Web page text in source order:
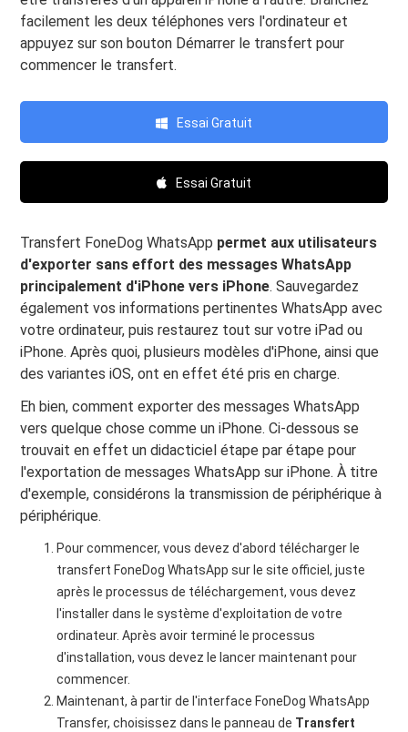
facilement les deux téléphones vers l'ordinateur et
appuyez sur son bouton Démarrer le transfert pour
commencer le transfert.
Essai Gratuit
Essai Gratuit
Transfert FoneDog WhatsApp permet aux utilisateurs
d'exporter sans effort des messages WhatsApp
principalement d'iPhone vers iPhone. Sauvegardez
également vos informations pertinentes WhatsApp avec
votre ordinateur, puis restaurez tout sur votre iPad ou
iPhone. Après quoi, plusieurs modèles d'iPhone, ainsi que
des variantes iOS, ont en effet été pris en charge.
Eh bien, comment exporter des messages WhatsApp
vers quelque chose comme un iPhone. Ci-dessous se
trouvait en effet un didacticiel étape par étape pour
l'exportation de messages WhatsApp sur iPhone. À titre
d'exemple, considérons la transmission de périphérique à
périphérique.
Pour commencer, vous devez d'abord télécharger le
transfert FoneDog WhatsApp sur le site officiel, juste
après le processus de téléchargement, vous devez
l'installer dans le système d'exploitation de votre
ordinateur. Après avoir terminé le processus
d'installation, vous devez le lancer maintenant pour
commencer.
Maintenant, à partir de l'interface FoneDog WhatsApp
Transfer, choisissez dans le panneau de Transfert